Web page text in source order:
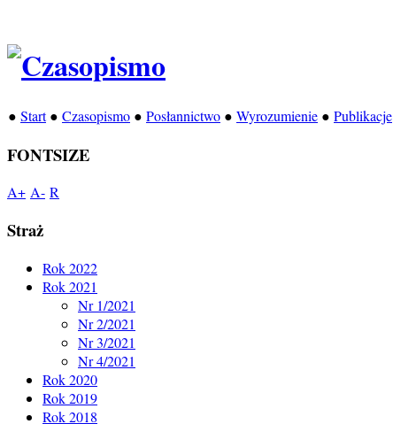
● Start● Czasopismo ● Posłannictwo ● Wyrozumienie ● Publikacje
FONTSIZE
A+ A- R
Straż
Rok 2022
Rok 2021
Nr 1/2021
Nr 2/2021
Nr 3/2021
Nr 4/2021
Rok 2020
Rok 2019
Rok 2018